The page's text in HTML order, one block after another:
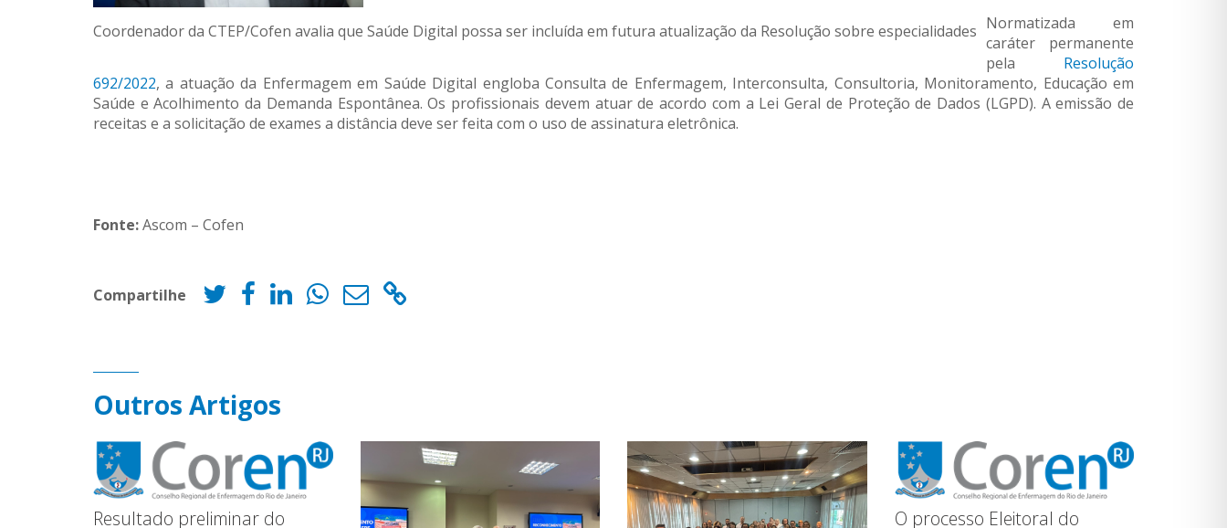
Coordenador da CTEP/Cofen avalia que Saúde Digital possa ser incluída em futura atualização da Resolução sobre especialidades Normatizada em
caráter permanente
pela Resolução
692/2022, a atuação da Enfermagem em Saúde Digital engloba Consulta de Enfermagem, Interconsulta, Consultoria, Monitoramento, Educação em
Saúde e Acolhimento da Demanda Espontânea. Os profissionais devem atuar de acordo com a Lei Geral de Proteção de Dados (LGPD). A emissão de
receitas e a solicitação de exames a distância deve ser feita com o uso de assinatura eletrônica.
Fonte:Ascom – Cofen
Compartilhe
Outros Artigos
Resultado preliminar do O processo Eleitoral do